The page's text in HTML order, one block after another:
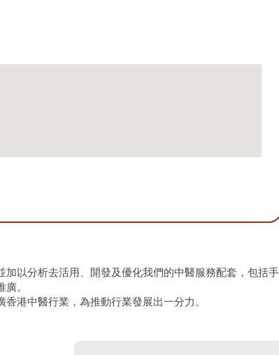
加以分析去活用、開發及優化我們的中醫服務配套，包括
。
香港中醫行業，為推動行業發展出一分力。